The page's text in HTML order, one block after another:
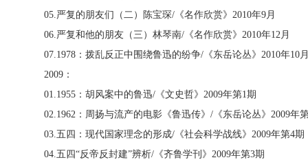
05. 严复的朋友们（二）陈宝琛/ 《名作欣赏》 2010年9 月
06. 严复和他的朋友（三）林琴南/ 《名作欣赏》 2010年12 月
07.1978 ：拨乱反正中围绕鲁迅的纷争/ 《东岳论丛》 2010年10
2009 ：
01.1955 ：胡风案中的鲁迅/ 《文史哲》 2009年第1 期
02.1962 ：周扬与流产的电影《鲁迅传》 / 《东岳论丛》 2009年
03. 五四：现代国家理念的形成/ 《社会科学战线》 2009年第4期
04. 五四“反帝反封建”辨析/ 《齐鲁学刊》 2009年第3期